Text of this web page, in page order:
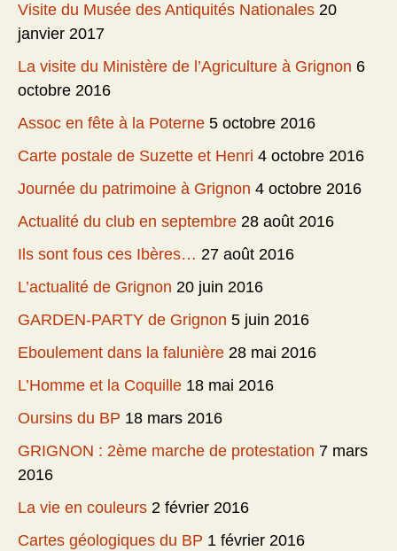
Visite du Musée des Antiquités Nationales 20
janvier 2017
La visite du Ministère de l’Agriculture à Grignon 6
octobre 2016
Assoc en fête à la Poterne 5 octobre 2016
Carte postale de Suzette et Henri 4 octobre 2016
Journée du patrimoine à Grignon 4 octobre 2016
Actualité du club en septembre 28 août 2016
Ils sont fous ces Ibères… 27 août 2016
L’actualité de Grignon 20 juin 2016
GARDEN-PARTY de Grignon 5 juin 2016
Eboulement dans la falunière 28 mai 2016
L’Homme et la Coquille 18 mai 2016
Oursins du BP 18 mars 2016
GRIGNON : 2ème marche de protestation 7 mars
2016
La vie en couleurs 2 février 2016
Cartes géologiques du BP 1 février 2016